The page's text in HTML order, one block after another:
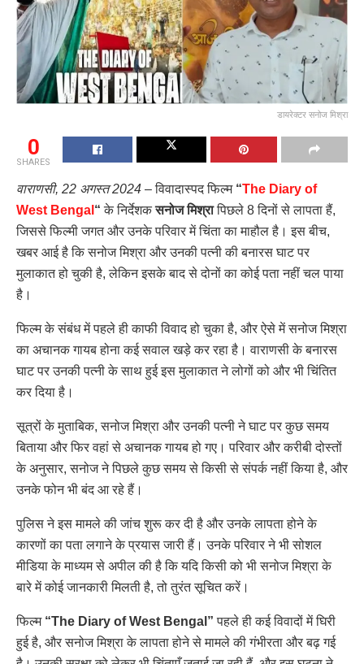
डायरेक्टर सनोज मिश्रा
0
SHARES
वाराणसी, 22 अगस्त 2024 – विवादास्पद फिल्म “The Diary of
West Bengal “ के निर्देशकसनोज मिश्रापिछले 8 दिनों से लापता हैं,
जिससे फिल्मी जगत और उनके परिवार में चिंता का माहौल है। इस बीच,
खबर आई है कि सनोज मिश्रा और उनकी पत्नी की बनारस घाट पर
मुलाकात हो चुकी है, लेकिन इसके बाद से दोनों का कोई पता नहीं चल पाया
है।
फिल्म के संबंध में पहले ही काफी विवाद हो चुका है, और ऐसे में सनोज मिश्रा
का अचानक गायब होना कई सवाल खड़े कर रहा है। वाराणसी के बनारस
घाट पर उनकी पत्नी के साथ हुई इस मुलाकात ने लोगों को और भी चिंतित
कर दिया है।
सूत्रों के मुताबिक, सनोज मिश्रा और उनकी पत्नी ने घाट पर कुछ समय
बिताया और फिर वहां से अचानक गायब हो गए। परिवार और करीबी दोस्तों
के अनुसार, सनोज ने पिछले कुछ समय से किसी से संपर्क नहीं किया है, और
उनके फोन भी बंद आ रहे हैं।
पुलिस ने इस मामले की जांच शुरू कर दी है और उनके लापता होने के
कारणों का पता लगाने के प्रयास जारी हैं। उनके परिवार ने भी सोशल
मीडिया के माध्यम से अपील की है कि यदि किसी को भी सनोज मिश्रा के
बारे में कोई जानकारी मिलती है, तो तुरंत सूचित करें।
फिल्म “The Diary of West Bengal” पहले ही कई विवादों में घिरी
हुई है, और सनोज मिश्रा के लापता होने से मामले की गंभीरता और बढ़ गई